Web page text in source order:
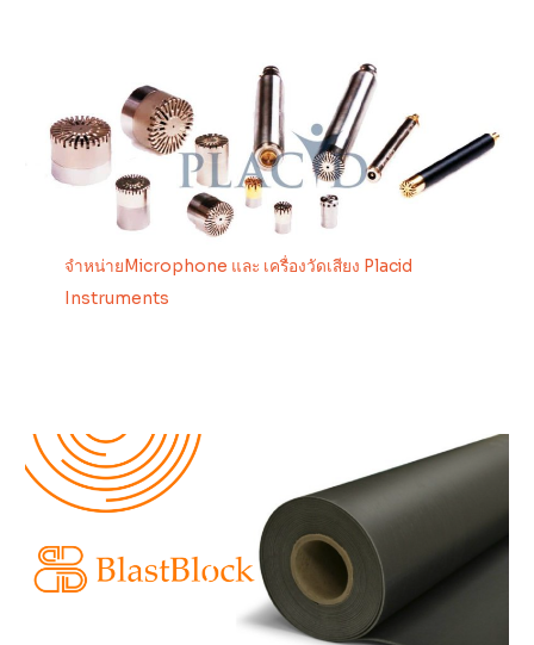
จำหน่ายMicrophone และ เครื่องวัดเสียง Placid
Instruments